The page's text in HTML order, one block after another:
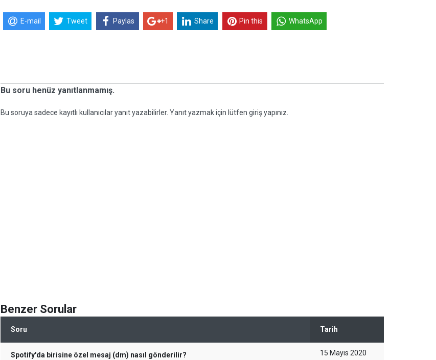
E-mail Tweet Paylas +1 Share Pin this WhatsApp
Bu soru henüz yanıtlanmamış.
Bu soruya sadece kayıtlı kullanıcılar yanıt yazabilirler. Yanıt yazmak için lütfen giriş yapınız.
Benzer Sorular
Soru Tarih
Spotify'da birisine özel mesaj (dm) nasıl gönderilir?
15 Mayıs 2020